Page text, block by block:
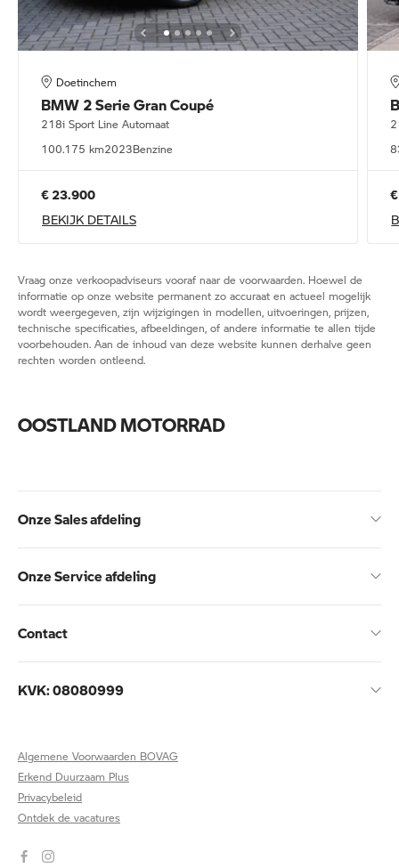
Doetinchem
BMW 2 Serie Gran Coupé
218i Sport Line Automaat
100.175 km2023Benzine
€ 23.900
BEKIJK DETAILS
Vraag onze verkoopadviseurs vooraf naar de voorwaarden. Hoewel de
informatie op onze website permanent zo accuraat en actueel mogelijk
wordt weergegeven, zijn wijzigingen in modellen, uitvoeringen, prijzen,
technische specificaties, afbeeldingen, of andere informatie te allen tijde
voorbehouden. Aan de inhoud van deze website kunnen derhalve geen
rechten worden ontleend.
OOSTLAND MOTORRAD
Onze Sales afdeling
Onze Service afdeling
Contact
KVK: 08080999
Algemene Voorwaarden BOVAG
Erkend Duurzaam Plus
Privacybeleid
Ontdek de vacatures